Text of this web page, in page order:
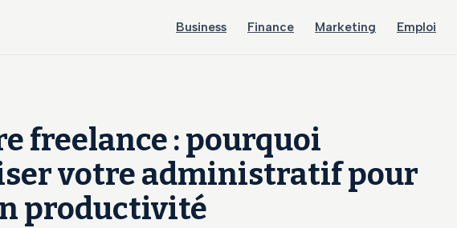
Business Finance Marketing Emploi
freelance : pourquoi
votre administratif pour
productivité